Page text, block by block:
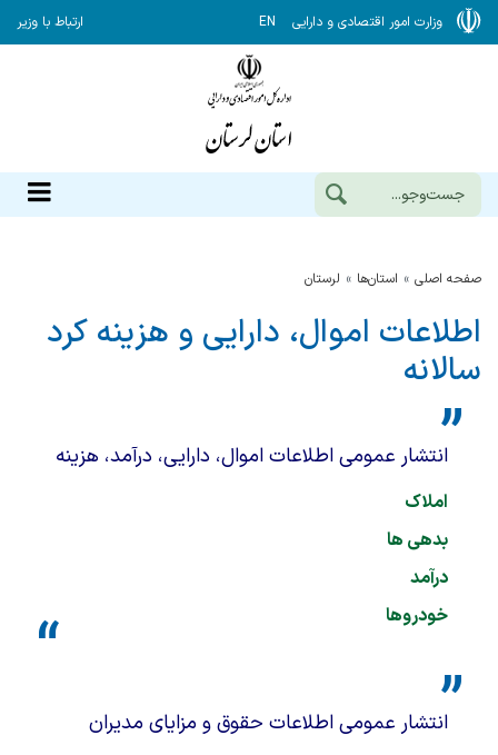
وزارت امور اقتصادی و دارایی EN ارتباط با وزیر
صفحه اصلی استان‌ها لرستان
اطلاعات اموال، دارایی و هزینه کرد
سالانه
انتشار عمومی اطلاعات اموال، دارایی، درآمد، هزینه
املاک
بدهی ها
درآمد
خودروها
انتشار عمومی اطلاعات حقوق و مزایای مدیران